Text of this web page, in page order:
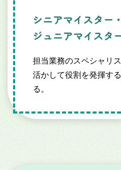
シニアマイスター
ジュニアマイスタ
担当業務のスペシャリ
活かして役割を発揮す
る。